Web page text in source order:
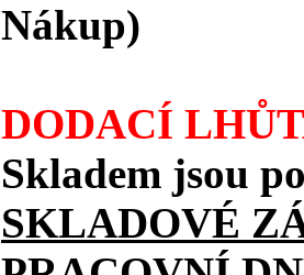
Nákup)
DODACÍ
Skladem jsou
SKLADOVÉ